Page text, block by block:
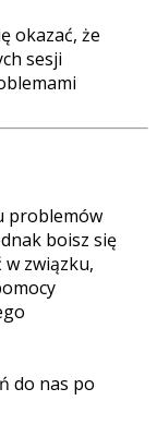
okazać, że
sesji
problemów
boisz się
związku,
do nas po